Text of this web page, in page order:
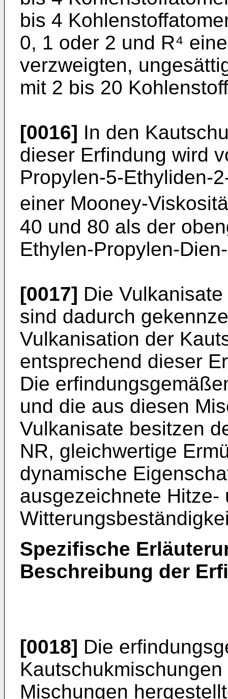
bis 4
0, 1 oder 2 und R⁴
verzweigten,
mit 2 bis 20
[0016] In den
dieser Erfindung wird
Propylen-5-Ethyliden-
einer Mooney-
40 und 80 als der
Ethylen-Propylen-
[0017] Die
sind dadurch
Vulkanisation der
entsprechend dieser
Die
und die aus diesen
Vulkanisate besitzen
NR, gleichwertige
dynamische
ausgezeichnete Hitze-
Spezifische
Beschreibung der
[0018] Die
Mischungen